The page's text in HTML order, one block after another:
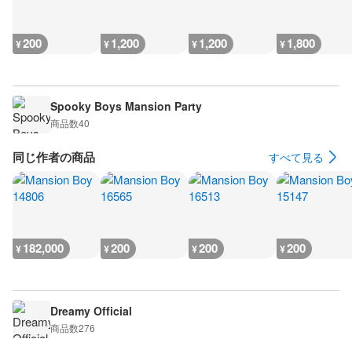
¥200 ¥1,200 ¥1,200 ¥1,800
Spooky Boys Mansion Party
商品数40
同じ作者の商品 すべて見る
¥182,000 ¥200 ¥200 ¥200
Dreamy Official
商品数276